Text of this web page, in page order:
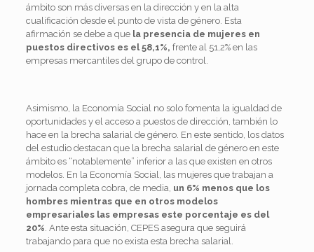
ámbito son más diversas en la dirección y en la alta
cualificación desde el punto de vista de género. Esta
afirmación se debe a que la presencia de mujeres en
puestos directivos es el 58,1%, frente al 51,2% en las
empresas mercantiles del grupo de control.
Asimismo, la Economía Social no solo fomenta la igualdad de
oportunidades y el acceso a puestos de dirección, también lo
hace en la brecha salarial de género. En este sentido, los datos
del estudio destacan que la brecha salarial de género en este
ámbito es “notablemente” inferior a las que existen en otros
modelos. En la Economía Social, las mujeres que trabajan a
jornada completa cobra, de media, un 6% menos que los
hombres mientras que en otros modelos
empresariales las empresas este porcentaje es del
20% . Ante esta situación, CEPES asegura que seguirá
trabajando para que no exista esta brecha salarial.